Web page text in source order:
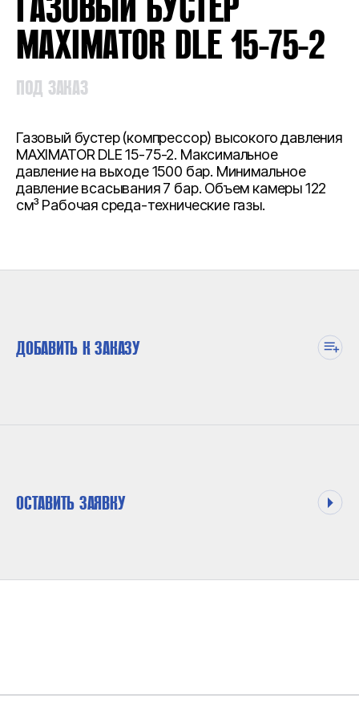
MAXIMATOR DLE 15-75-2
ПОД ЗАКАЗ
Газовый бустер (компрессор) высокого давления
MAXIMATOR DLE 15-75-2. Максимальное
давление на выходе 1500 бар. Минимальное
давление всасывания 7 бар. Объем камеры 122
см³ Рабочая среда-технические газы.
ДОБАВИТЬ К ЗАКАЗУ
ОСТАВИТЬ ЗАЯВКУ